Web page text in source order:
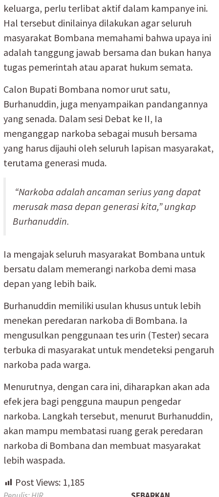
keluarga, perlu terlibat aktif dalam kampanye ini.
Hal tersebut dinilainya dilakukan agar seluruh
masyarakat Bombana memahami bahwa upaya ini
adalah tanggung jawab bersama dan bukan hanya
tugas pemerintah atau aparat hukum semata.
Calon Bupati Bombana nomor urut satu,
Burhanuddin, juga menyampaikan pandangannya
yang senada. Dalam sesi Debat ke II, Ia
menganggap narkoba sebagai musuh bersama
yang harus dijauhi oleh seluruh lapisan masyarakat,
terutama generasi muda.
“Narkoba adalah ancaman serius yang dapat
merusak masa depan generasi kita,” ungkap
Burhanuddin.
Ia mengajak seluruh masyarakat Bombana untuk
bersatu dalam memerangi narkoba demi masa
depan yang lebih baik.
Burhanuddin memiliki usulan khusus untuk lebih
menekan peredaran narkoba di Bombana. Ia
mengusulkan penggunaan tes urin (Tester) secara
terbuka di masyarakat untuk mendeteksi pengaruh
narkoba pada warga.
Menurutnya, dengan cara ini, diharapkan akan ada
efek jera bagi pengguna maupun pengedar
narkoba. Langkah tersebut, menurut Burhanuddin,
akan mampu membatasi ruang gerak peredaran
narkoba di Bombana dan membuat masyarakat
lebih waspada.
Post Views: 1,185